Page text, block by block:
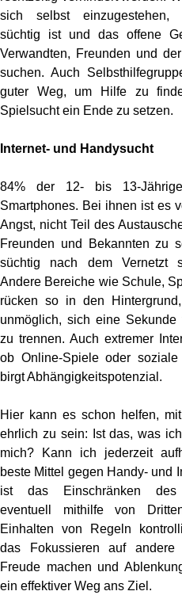
sich selbst einzugestehen,
süchtig ist und das offene
Verwandten, Freunden und
suchen. Auch
guter Weg, um Hilfe zu
Spielsucht ein Ende zu setzen.
Internet- und Handysucht
84% der 12- bis 13-
Smartphones. Bei ihnen ist es
Angst, nicht Teil des
Freunden und Bekannten zu
süchtig nach dem Vernetzt
Andere Bereiche wie Schule,
rücken so in den
unmöglich, sich eine Sekunde
zu trennen. Auch extremer
ob Online-Spiele oder soziale
birgt Abhängigkeitspotenzial.
Hier kann es schon helfen,
ehrlich zu sein: Ist das, was
mich? Kann ich jederzeit
beste Mittel gegen Handy- und
ist das Einschränken des
eventuell mithilfe von
Einhalten von Regeln
das Fokussieren auf
Freude machen und
ein effektiver Weg ans Ziel.